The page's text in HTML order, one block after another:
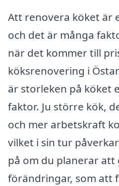
Att renovera köket är
och det är många
när det kommer till
köksrenovering i
är storleken på köket
faktor. Ju större kök,
och mer arbetskraft
vilket i sin tur
på om du planerar att
förändringar, som att